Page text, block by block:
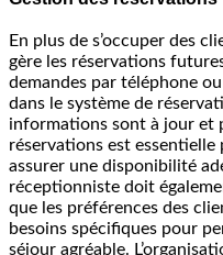
En plus de s’occuper des
gère les réservations
demandes par téléphone
dans le système de
informations sont à jour et
réservations est
assurer une disponibilité
réceptionniste doit
que les préférences des
besoins spécifiques pour
séjour agréable.